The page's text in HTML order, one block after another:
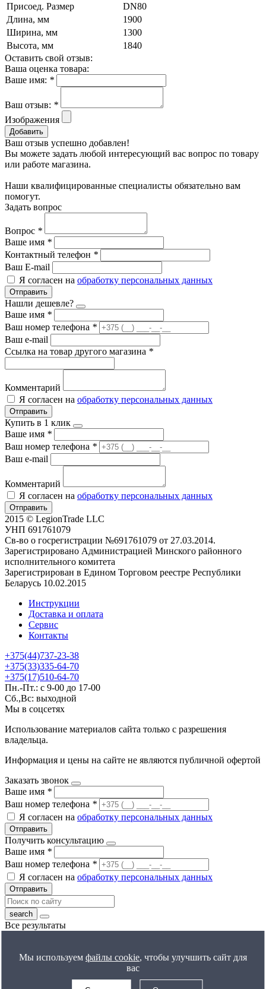
Присоед. Размер
DN80
Длина, мм
1900
Ширина, мм
1300
Высота, мм
1840
Оставить свой отзыв:
Ваша оценка товара:
Ваше имя: *
Ваш отзыв: *
Изображения
Добавить
Ваш отзыв успешно добавлен!
Вы можете задать любой интересующий вас вопрос по товару
или работе магазина.
Наши квалифицированные специалисты обязательно вам
помогут.
Задать вопрос
Вопрос *
Ваше имя *
Контактный телефон *
Ваш E-mail
Я согласен на обработку персональных данных
Отправить
Нашли дешевле?
Ваше имя *
Ваш номер телефона *
Ваш e-mail
Ссылка на товар другого магазина *
Комментарий
Я согласен на обработку персональных данных
Отправить
Купить в 1 клик
Ваше имя *
Ваш номер телефона *
Ваш e-mail
Комментарий
Я согласен на обработку персональных данных
Отправить
2015 © LegionTrade LLC
УНП 691761079
Св-во о госрегистрации №691761079 от 27.03.2014.
Зарегистрировано Администрацией Минского районного
исполнительного комитета
Зарегистрирован в Едином Торговом реестре Республики
Беларусь 10.02.2015
Инструкции
Доставка и оплата
Сервис
Контакты
+375(44)737-23-38
+375(33)335-64-70
+375(17)510-64-70
Пн.-Пт.: с 9-00 до 17-00
Сб.,Вс: выходной
Мы в соцсетях
Использование материалов сайта только с разрешения
владельца.
Информация и цены на сайте не являются публичной офертой
Заказать звонок
Ваше имя *
Ваш номер телефона *
Я согласен на обработку персональных данных
Отправить
Получить консультацию
Ваше имя *
Ваш номер телефона *
Я согласен на обработку персональных данных
Отправить
Все результаты
Ваш номер телефона*
обработку персональных данных
Мы используем файлы cookie, чтобы улучшить сайт для
вас